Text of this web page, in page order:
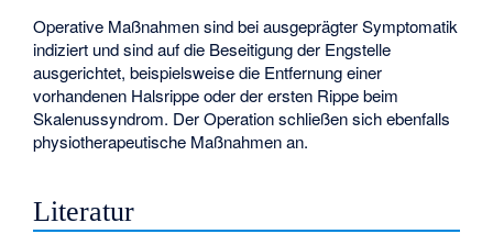
Operative Maßnahmen sind bei ausgeprägter Symptomatik
indiziert und sind auf die Beseitigung der Engstelle
ausgerichtet, beispielsweise die Entfernung einer
vorhandenen Halsrippe oder der ersten Rippe beim
Skalenussyndrom. Der Operation schließen sich ebenfalls
physiotherapeutische Maßnahmen an.
Literatur